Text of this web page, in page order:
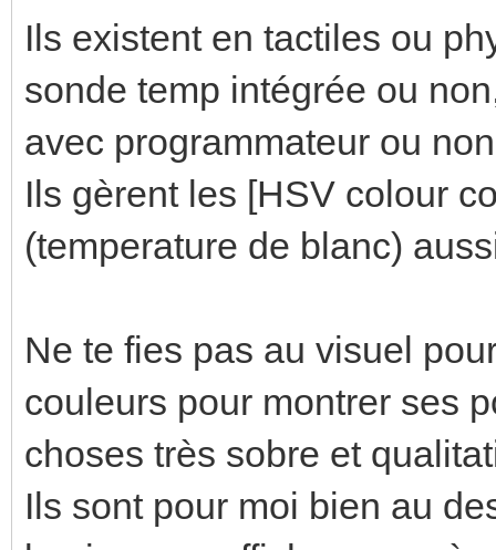
Ils existent en tactiles ou
sonde temp intégrée ou
avec programmateur ou
Ils gèrent les [HSV colour
(temperature de blanc)
Ne te fies pas au visuel
couleurs pour montrer ses
choses très sobre et
Ils sont pour moi bien au